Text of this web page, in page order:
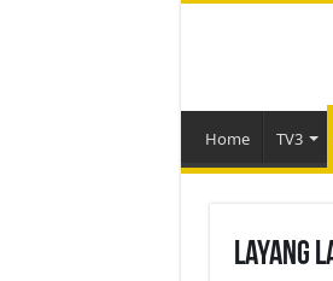
Home TV3
Layang